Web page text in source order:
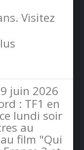
Visitez
de-
juin 2026
: TF1 en
lundi soir
au
film "Qui